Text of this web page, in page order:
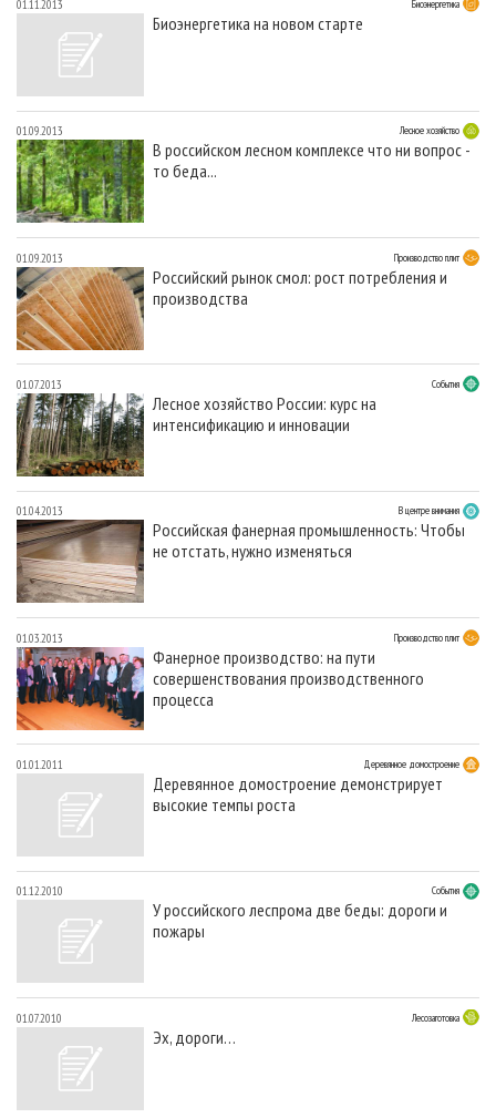
01.11.2013 Биоэнергетика
Биоэнергетика на новом старте
01.09.2013 Лесное хозяйство
В российском лесном комплексе что ни вопрос -
то беда...
01.09.2013 Производство плит
Российский рынок смол: рост потребления и
производства
01.07.2013 События
Лесное хозяйство России: курс на
интенсификацию и инновации
01.04.2013 В центре внимания
Российская фанерная промышленность: Чтобы
не отстать, нужно изменяться
01.03.2013 Производство плит
Фанерное производство: на пути
совершенствования производственного
процесса
01.01.2011 Деревянное домостроение
Деревянное домостроение демонстрирует
высокие темпы роста
01.12.2010 События
У российского леспрома две беды: дороги и
пожары
01.07.2010 Лесозаготовка
Эх, дороги…